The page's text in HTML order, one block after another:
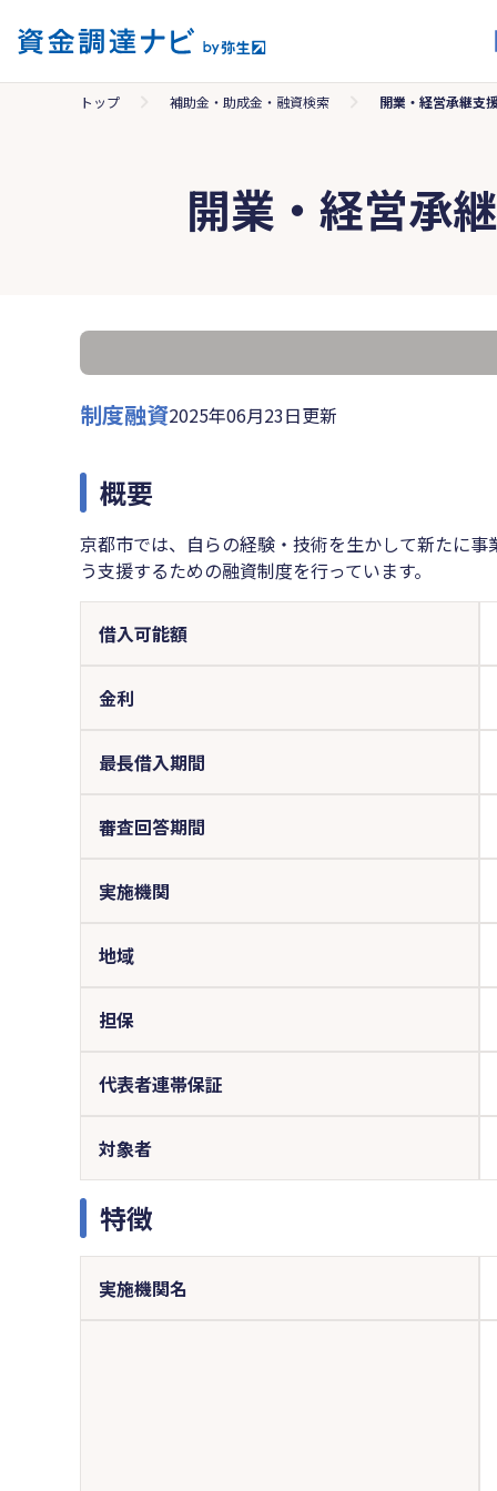
トップ 補助金・助成金・融資検索 開業・経営承継支
開業・経営承
制度融資2025年06月23日更新
概要
京都市では、自らの経験・技術を生かして新たに
う支援するための融資制度を行っています。
借入可能額
金利
最長借入期間
審査回答期間
実施機関
地域
担保
代表者連帯保証
対象者
特徴
実施機関名